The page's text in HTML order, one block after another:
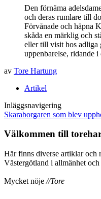
Den förnäma
och deras rumlare till
Förvånade och häpna
skåda en märklig och
eller till visit hos adliga
uppenbarelse, ridande i
av Tore Hartung
Artikel
Inläggsnavigering
Skaraborgaren som blev
Välkommen till
Här finns diverse artiklar och
Västergötland i allmänhet
Mycket nöje //Tore